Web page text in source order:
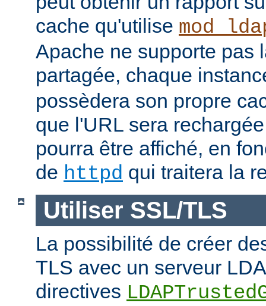
cache qu'utilise
Apache ne supporte pas
partagée, chaque
possèdera son propre
que l'URL sera
pourra être affiché, en
de httpd qui traitera la
Utiliser SSL/TLS
La possibilité de créer
TLS avec un serveur
directives